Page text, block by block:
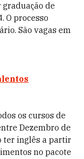
de
O processo
São vagas em
os cursos de
Dezembro de
ter inglês a partir
no pacote